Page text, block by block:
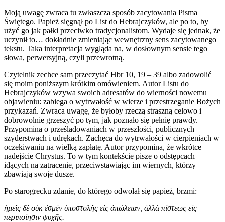
Moją uwagę zwraca tu zwłaszcza sposób zacytowania Pisma
Świętego. Papież sięgnął po List do Hebrajczyków, ale po to, by
użyć go jak pałki przeciwko tradycjonalistom. Wydaje się jednak, że
uczynił to… dokładnie zmieniając wewnętrzny sens zacytowanego
tekstu. Taka interpretacja wygląda na, w dosłownym sensie tego
słowa, perwersyjną, czyli przewrotną.
Czytelnik zechce sam przeczytać Hbr 10, 19 – 39 albo zadowolić
się moim poniższym krótkim omówieniem. Autor Listu do
Hebrajczyków wzywa swoich adresatów do wierności nowemu
objawieniu: zabiega o wytrwałość w wierze i przestrzeganie Bożych
przykazań. Zwraca uwagę, że byłoby rzeczą straszną celowo i
dobrowolnie grzeszyć po tym, jak poznało się pełnię prawdy.
Przypomina o prześladowaniach w przeszłości, publicznych
szyderstwach i udrękach. Zachęca do wytrwałości w cierpieniach w
oczekiwaniu na wielką zapłatę. Autor przypomina, że wkrótce
nadejście Chrystus. To w tym kontekście pisze o odstępcach
idących na zatracenie, przeciwstawiając im wiernych, którzy
zbawiają swoje dusze.
Po starogrecku zdanie, do którego odwołał się papież, brzmi:
ἡμεῖς δὲ οὐκ ἐσμὲν ὑποστολῆς εἰς ἀπώλειαν, ἀλλὰ πίστεως εἰς
περιποίησιν ψυχῆς.